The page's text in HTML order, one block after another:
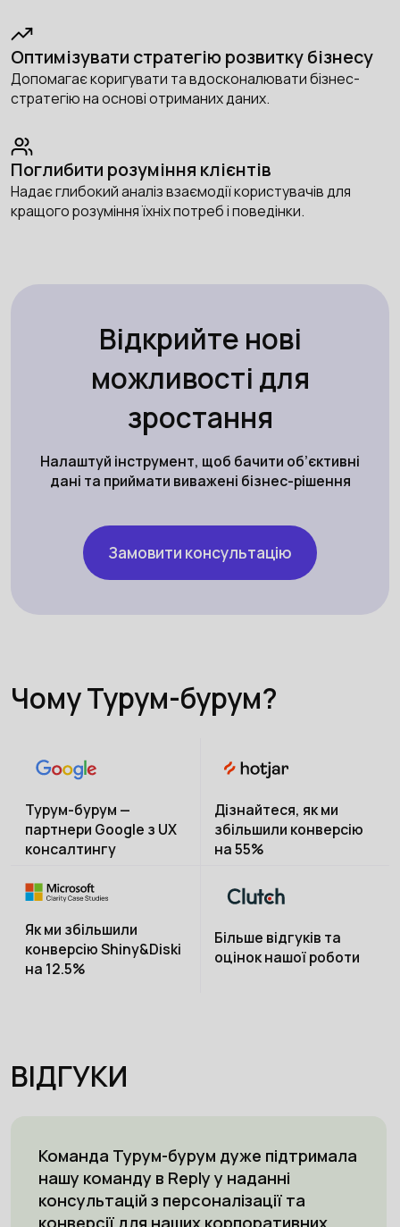
Оптимізувати стратегію розвитку бізнесу
Допомагає коригувати та вдосконалювати бізнес-
стратегію на основі отриманих даних.
Поглибити розуміння клієнтів
Надає глибокий аналіз взаємодії користувачів для
кращого розуміння їхніх потреб і поведінки.
Відкрийте нові
можливості для
зростання
Налаштуй інструмент, щоб бачити об’єктивні
дані та приймати виважені бізнес-рішення
Замовити консультацію
Чому Турум-бурум?
Турум-бурум —
партнери Google з UX
консалтингу
Дізнайтеся, як ми
збільшили конверсію
на 55%
Як ми збільшили
конверсію Shiny&Diski
на 12.5%
Більше відгуків та
оцінок нашої роботи
ВІДГУКИ
Команда Турум-бурум дуже підтримала
нашу команду в Reply у наданні
консультацій з персоналізації та
конверсії для наших корпоративних